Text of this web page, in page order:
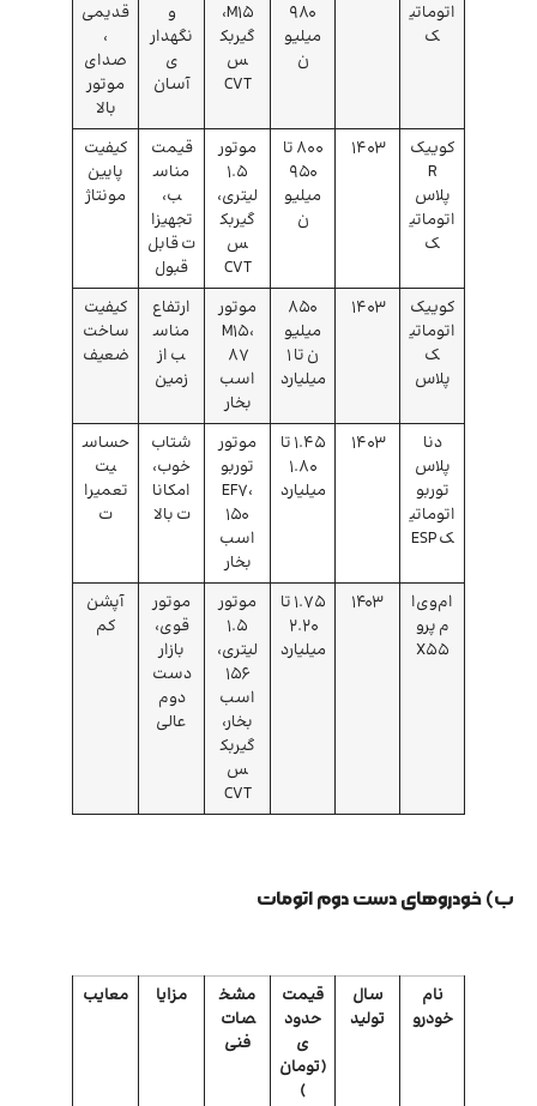
اتوماتی
ک
980
میلیو
ن
M15،
گیربک
س
CVT
و
نگهدار
ی
آسان
قدیمی
،
صدای
موتور
بالا
کوییک
R
پلاس
اتوماتی
ک
۱۴۰3
800 تا
950
میلیو
ن
موتور
۱.۵
لیتری،
گیربک
س
CVT
قیمت
مناس
ب،
تجهیزا
ت قابل
قبول
کیفیت
پایین
مونتاژ
کوییک
اتوماتی
ک
پلاس
۱۴۰3
850
میلیو
ن تا 1
میلیارد
موتور
M15،
۸۷
اسب
بخار
ارتفاع
مناس
ب از
زمین
کیفیت
ساخت
ضعیف
دنا
پلاس
توربو
اتوماتی
ک ESP
۱۴۰۳
1.45 تا
1.80
میلیارد
موتور
توربو
EF7،
۱۵۰
اسب
بخار
شتاب
خوب،
امکانا
ت بالا
حساس
یت
تعمیرا
ت
ام‌وی‌ا
م پرو
X55
1403
1.75 تا
2.20
میلیارد
موتور
۱.5
لیتری،
۱56
اسب
بخار،
گیربک
س
CVT
موتور
قوی،
بازار
دست
دوم
عالی
آپشن
کم
ب) خودروهای دست دوم اتومات
نام
خودرو
سال
تولید
قیمت
حدود
ی
(تومان
)
مشخ
صات
فنی
مزایا معایب